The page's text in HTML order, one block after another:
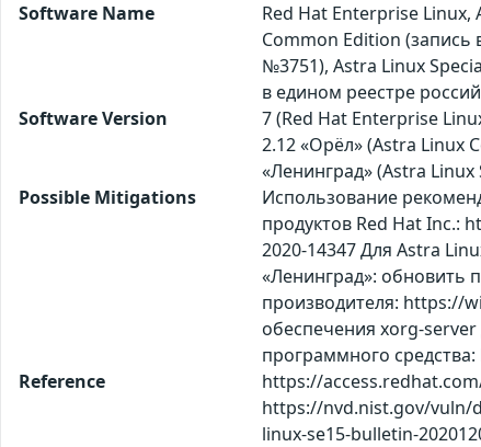
Software Name
Red Hat Enterprise
Common Edition
№3751), Astra Linux
в едином реестре
Software Version
7 (Red Hat Enterprise
2.12 «Орёл» (Astra Linux
«Ленинград» (Astra
Possible Mitigations
Использование
продуктов Red Hat Inc.:
2020-14347 Для Astra
«Ленинград»: обновить
производителя: https://
обеспечения xorg-
программного
Reference
https://
https://nvd.nist.gov/vuln/
linux-se15-bulletin-